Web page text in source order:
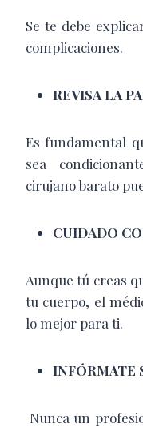
Se te debe
complicaciones.
REVISA LA
Es fundamental
sea
cirujano barato
CUIDADO
Aunque tú creas
tu cuerpo, el
lo mejor para ti.
INFÓRMATE
Nunca un